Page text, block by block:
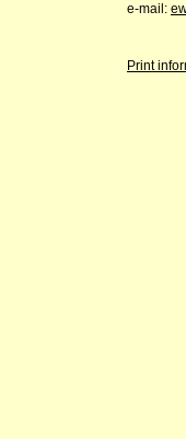
e-mail:
Print